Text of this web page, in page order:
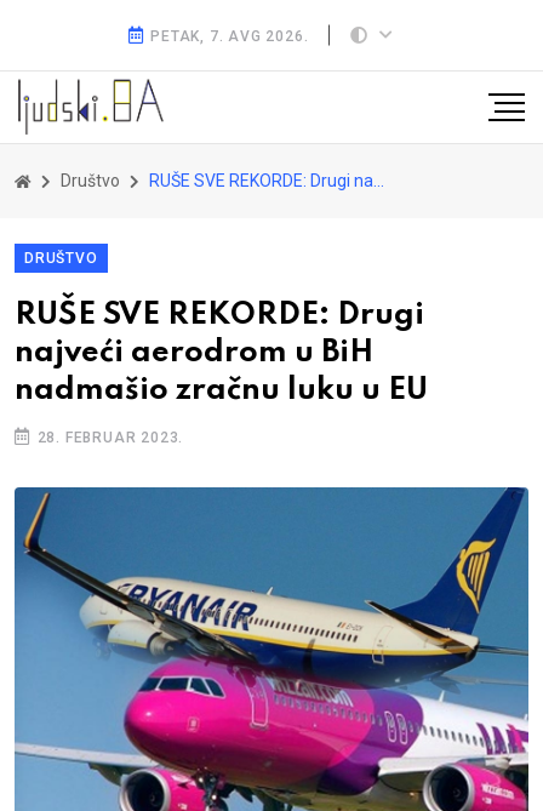
PETAK, 7. AVG 2026.
Društvo RUŠE SVE REKORDE: Drugi najveći aerodrom u BiH nadmašio zračnu luku u EU
DRUŠTVO
RUŠE SVE REKORDE: Drugi
najveći aerodrom u BiH
nadmašio zračnu luku u EU
28. FEBRUAR 2023.